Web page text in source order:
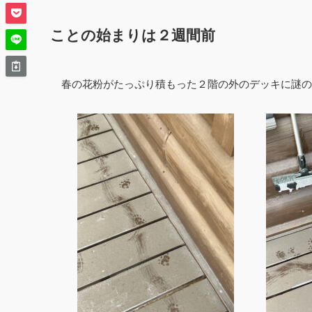
ことの始まりは２週間前
春の花粉がたっぷり積もった２階の外のデッキに謎